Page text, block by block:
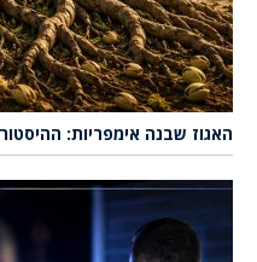
האגוז שבנה אימפריות: